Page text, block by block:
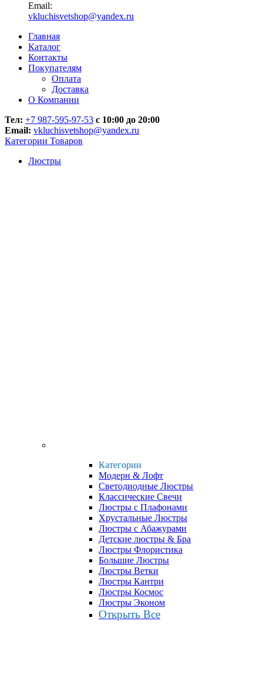
Email:
vkluchisvetshop@yandex.ru
Главная
Каталог
Контакты
Покупателям
Оплата
Доставка
О Компании
Тел: +7 987-595-97-53 с 10:00 до 20:00
Email: vkluchisvetshop@yandex.ru
Категории Товаров
Люстры
Категории
Модерн & Лофт
Светодиодные Люстры
Классические Свечи
Люстры с Плафонами
Хрустальные Люстры
Люстры с Абажурами
Детские люстры & Бра
Люстры Флористика
Большие Люстры
Люстры Ветки
Люстры Кантри
Люстры Космос
Люстры Эконом
Открыть Все